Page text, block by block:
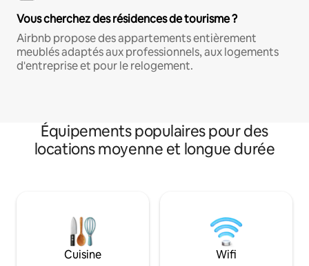
Vous cherchez des résidences de tourisme ?
Airbnb propose des appartements entièrement
meublés adaptés aux professionnels, aux logements
d'entreprise et pour le relogement.
Équipements populaires pour des
locations moyenne et longue durée
Cuisine Wifi